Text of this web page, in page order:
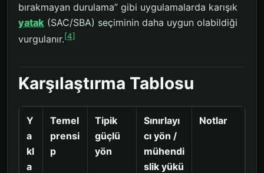
bırakmayan durulama” gibi uygulamalarda karışık
yatak (SAC/SBA) seçiminin daha uygun olabildiği
vurgulanır.[4]
Karşılaştırma Tablosu
Y
a
kl
a
Temel
prensi
p
Tipik
güçlü
yön
Sınırlayı
cı yön /
mühendi
slik yükü
Notlar